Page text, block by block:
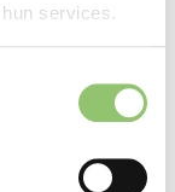
services.